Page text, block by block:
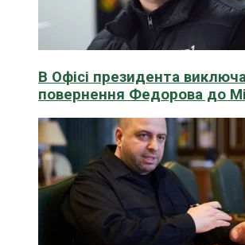
В Офісі президента
повернення Федорова до